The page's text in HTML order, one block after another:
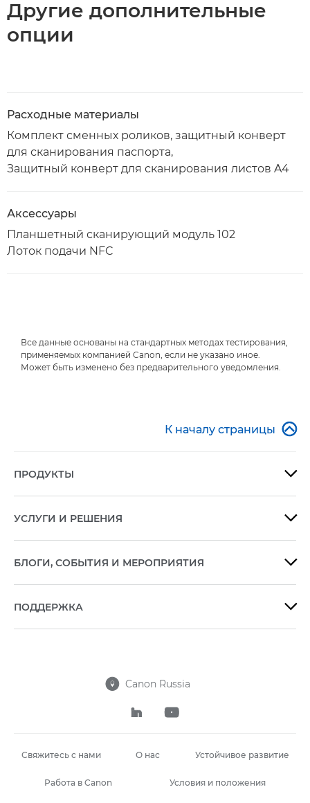
Другие дополнительные
опции
Расходные материалы
Комплект сменных роликов, защитный конверт
для сканирования паспорта,
Защитный конверт для сканирования листов A4
Аксессуары
Планшетный сканирующий модуль 102
Лоток подачи NFC
Все данные основаны на стандартных методах тестирования,
применяемых компанией Canon, если не указано иное.
Может быть изменено без предварительного уведомления.
К началу страницы 
ПРОДУКТЫ 
УСЛУГИ И РЕШЕНИЯ 
БЛОГИ, СОБЫТИЯ И МЕРОПРИЯТИЯ 
ПОДДЕРЖКА 
 Canon Russia
 
Свяжитесь с нами О нас Устойчивое развитие
Работа в Canon Условия и положения